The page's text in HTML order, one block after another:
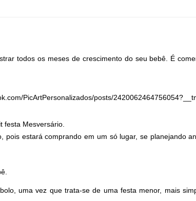
todos os meses de crescimento do seu bebê. É
PicArtPersonalizados/posts/
festa Mesversário.
estará comprando em um só lugar, se planejando
uma vez que trata-se de uma festa menor, mais